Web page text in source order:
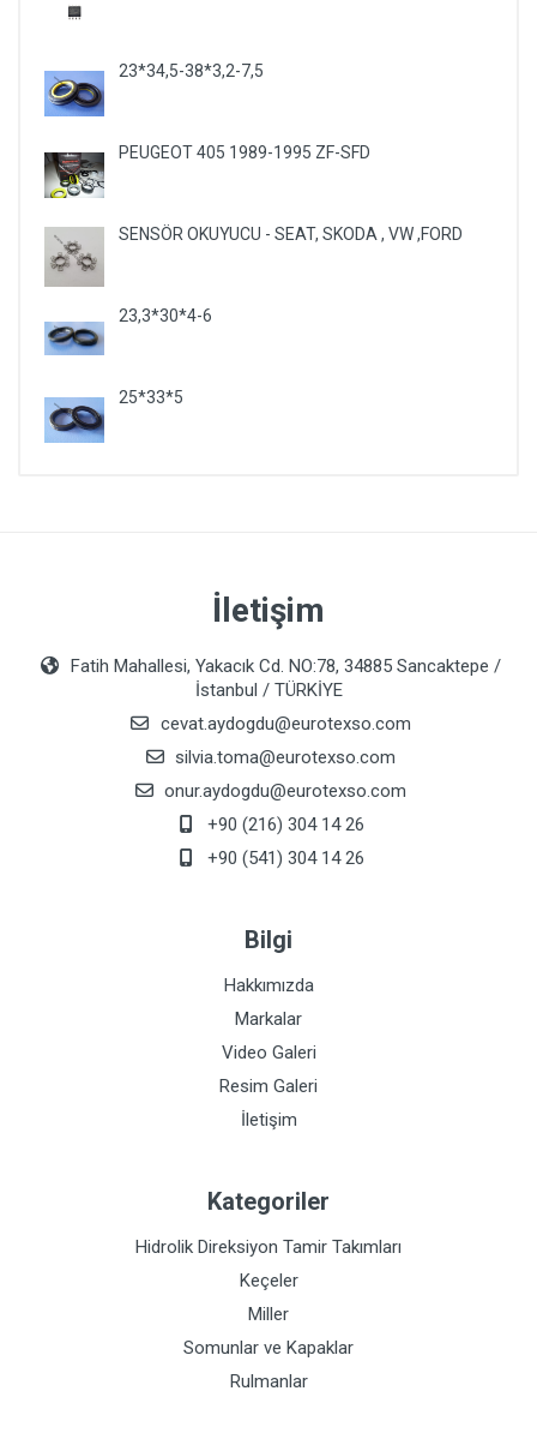
23*34,5-38*3,2-7,5
PEUGEOT 405 1989-1995 ZF-SFD
SENSÖR OKUYUCU - SEAT, SKODA , VW ,FORD
23,3*30*4-6
25*33*5
İletişim
Fatih Mahallesi, Yakacık Cd. NO:78, 34885 Sancaktepe /
İstanbul / TÜRKİYE
cevat.aydogdu@eurotexso.com
silvia.toma@eurotexso.com
onur.aydogdu@eurotexso.com
+90 (216) 304 14 26
+90 (541) 304 14 26
Bilgi
Hakkımızda
Markalar
Video Galeri
Resim Galeri
İletişim
Kategoriler
Hidrolik Direksiyon Tamir Takımları
Keçeler
Miller
Somunlar ve Kapaklar
Rulmanlar